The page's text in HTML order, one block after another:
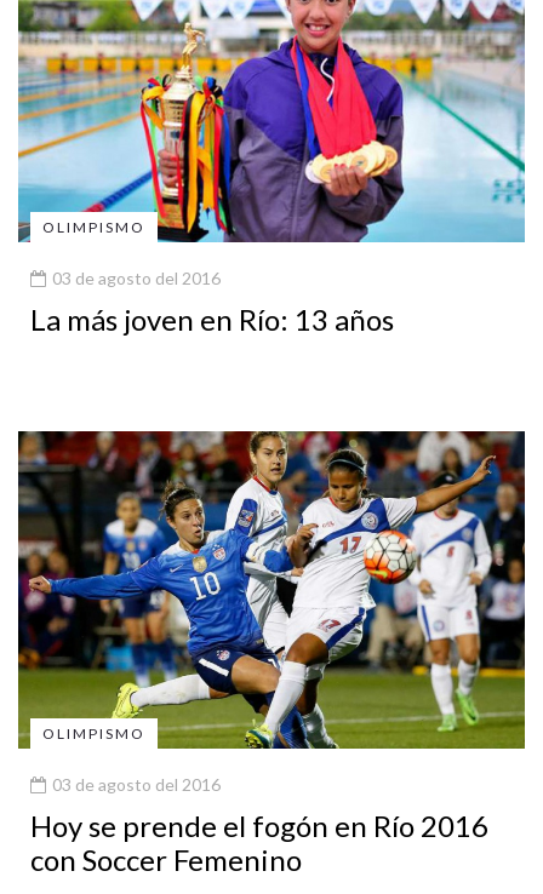
OLIMPISMO
03 de agosto del 2016
La más joven en Río: 13 años
OLIMPISMO
03 de agosto del 2016
Hoy se prende el fogón en Río 2016
con Soccer Femenino